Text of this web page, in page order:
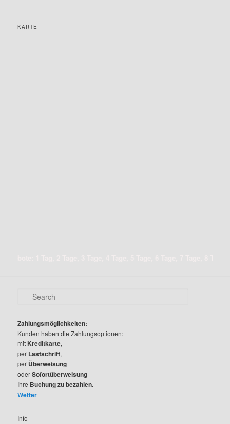
KARTE
r
c
h
Zahlungsmöglichkeiten:
Kunden haben die Zahlungsoptionen:
mit Kreditkarte,
per Lastschrift,
per Überweisung
oderSofortüberweisung
Ihre Buchung zu bezahlen.
Wetter
Info